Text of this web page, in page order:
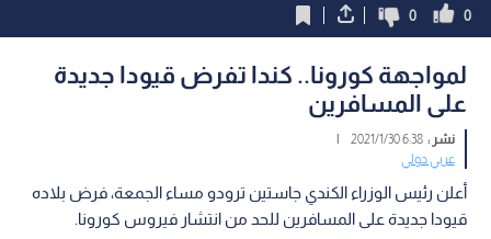
0
0
لمواجهة كورونا.. كندا تفرض قيودا جديدة
على المسافرين
نشر :6:38 2021/1/30
|
عربي دولي
أعلن رئيس الوزراء الكندي جاستين ترودو مساء الجمعة، فرض بلاده
قيودا جديدة على المسافرين للحد من انتشار فيروس كورونا.